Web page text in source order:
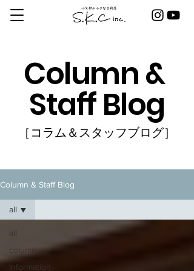
Column &
Staff Blog
［コラム＆スタッフブログ］
Column & Staff Blog
all
column
Information
all